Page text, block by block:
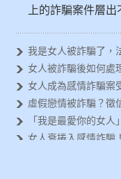
上的詐騙案件層
我是女人被詐騙了，
女人被詐騙後如何處
女人成為感情詐騙案
虛假戀情被詐騙？徵
「我是最愛你的女
女人衰捲入感情詐騙
遇到行車糾紛怎麼辦